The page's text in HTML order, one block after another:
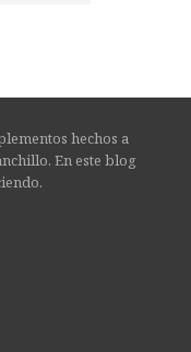
hechos a
En este blog